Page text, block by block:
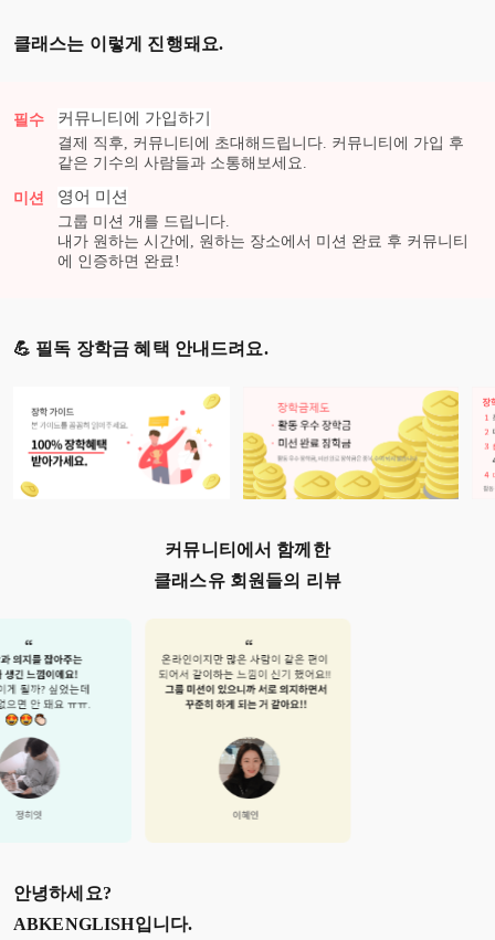
클래스는 이렇게 진행돼요.
필수 커뮤니티에 가입하기
결제 직후, 커뮤니티에 초대해드립니다. 커뮤니티에 가입 후
같은 기수의 사람들과 소통해보세요.
미션 영어 미션
그룹 미션 개를 드립니다.
내가 원하는 시간에, 원하는 장소에서 미션 완료 후 커뮤니티
에 인증하면 완료!
💪 필독 장학금 혜택 안내드려요.
커뮤니티에서 함께한
클래스유 회원들의 리뷰
안녕하세요?
ABKENGLISH입니다.